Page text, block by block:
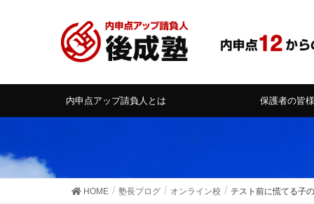
内申点アップ請負人とは 保護者の皆
HOME 塾長ブログ オンライン校 テスト前に慌てる子